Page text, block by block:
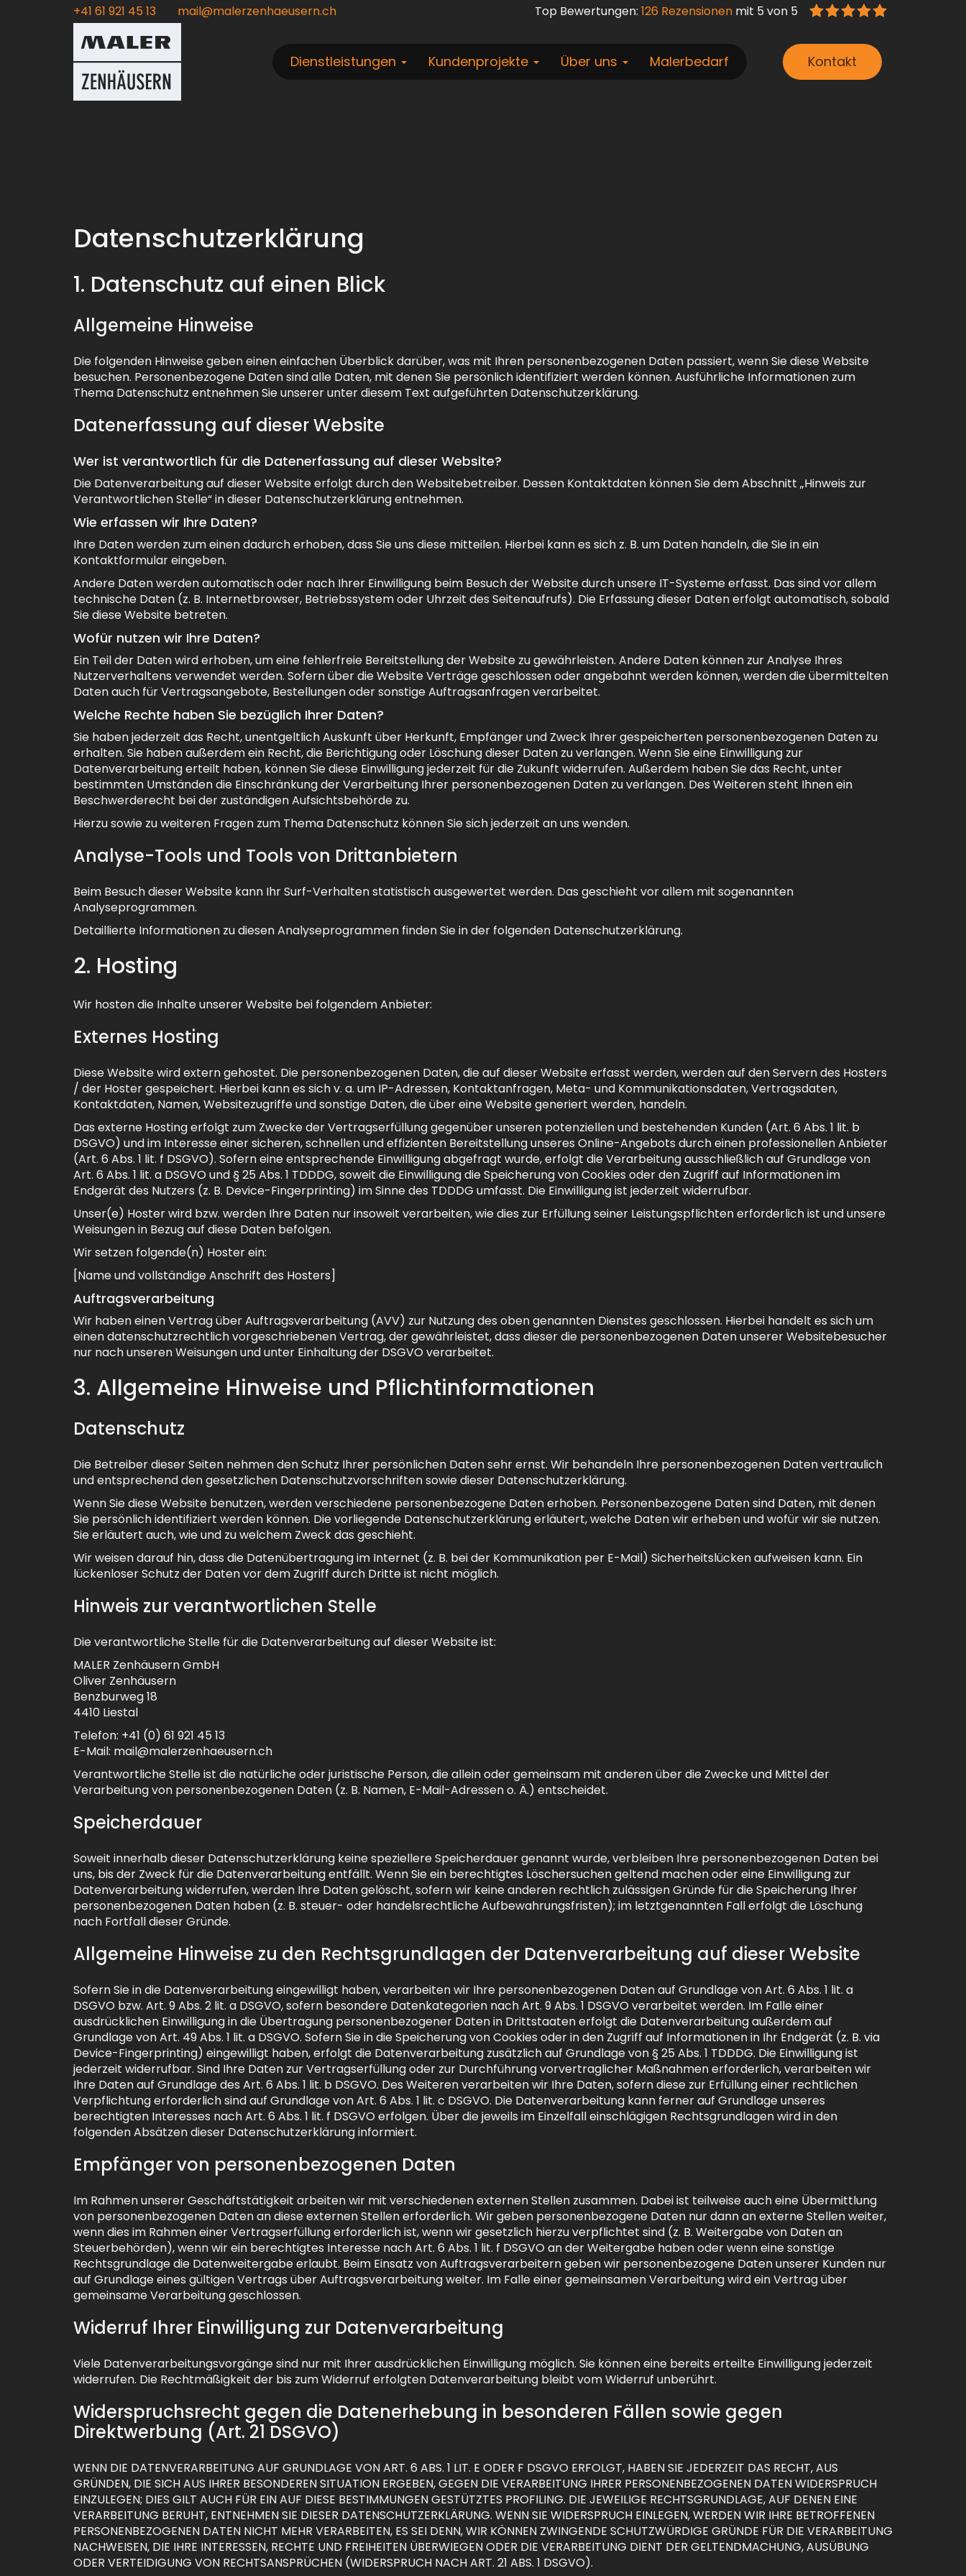
+41 61 921 45 13 mail@malerzenhaeusern.ch Top Bewertungen: 126 Rezensionen mit 5 von 5
Dienstleistungen Kundenprojekte Über uns Malerbedarf Kontakt
Datenschutz­erklärung
1. Datenschutz auf einen Blick
Allgemeine Hinweise
Die folgenden Hinweise geben einen einfachen Überblick darüber, was mit Ihren personenbezogenen Daten passiert, wenn Sie diese Website
besuchen. Personenbezogene Daten sind alle Daten, mit denen Sie persönlich identifiziert werden können. Ausführliche Informationen zum
Thema Datenschutz entnehmen Sie unserer unter diesem Text aufgeführten Datenschutzerklärung.
Datenerfassung auf dieser Website
Wer ist verantwortlich für die Datenerfassung auf dieser Website?
Die Datenverarbeitung auf dieser Website erfolgt durch den Websitebetreiber. Dessen Kontaktdaten können Sie dem Abschnitt „Hinweis zur
Verantwortlichen Stelle“ in dieser Datenschutzerklärung entnehmen.
Wie erfassen wir Ihre Daten?
Ihre Daten werden zum einen dadurch erhoben, dass Sie uns diese mitteilen. Hierbei kann es sich z. B. um Daten handeln, die Sie in ein
Kontaktformular eingeben.
Andere Daten werden automatisch oder nach Ihrer Einwilligung beim Besuch der Website durch unsere IT-Systeme erfasst. Das sind vor allem
technische Daten (z. B. Internetbrowser, Betriebssystem oder Uhrzeit des Seitenaufrufs). Die Erfassung dieser Daten erfolgt automatisch, sobald
Sie diese Website betreten.
Wofür nutzen wir Ihre Daten?
Ein Teil der Daten wird erhoben, um eine fehlerfreie Bereitstellung der Website zu gewährleisten. Andere Daten können zur Analyse Ihres
Nutzerverhaltens verwendet werden. Sofern über die Website Verträge geschlossen oder angebahnt werden können, werden die übermittelten
Daten auch für Vertragsangebote, Bestellungen oder sonstige Auftragsanfragen verarbeitet.
Welche Rechte haben Sie bezüglich Ihrer Daten?
Sie haben jederzeit das Recht, unentgeltlich Auskunft über Herkunft, Empfänger und Zweck Ihrer gespeicherten personenbezogenen Daten zu
erhalten. Sie haben außerdem ein Recht, die Berichtigung oder Löschung dieser Daten zu verlangen. Wenn Sie eine Einwilligung zur
Datenverarbeitung erteilt haben, können Sie diese Einwilligung jederzeit für die Zukunft widerrufen. Außerdem haben Sie das Recht, unter
bestimmten Umständen die Einschränkung der Verarbeitung Ihrer personenbezogenen Daten zu verlangen. Des Weiteren steht Ihnen ein
Beschwerderecht bei der zuständigen Aufsichtsbehörde zu.
Hierzu sowie zu weiteren Fragen zum Thema Datenschutz können Sie sich jederzeit an uns wenden.
Analyse-Tools und Tools von Dritt­anbietern
Beim Besuch dieser Website kann Ihr Surf-Verhalten statistisch ausgewertet werden. Das geschieht vor allem mit sogenannten
Analyseprogrammen.
Detaillierte Informationen zu diesen Analyseprogrammen finden Sie in der folgenden Datenschutzerklärung.
2. Hosting
Wir hosten die Inhalte unserer Website bei folgendem Anbieter:
Externes Hosting
Diese Website wird extern gehostet. Die personenbezogenen Daten, die auf dieser Website erfasst werden, werden auf den Servern des Hosters
/ der Hoster gespeichert. Hierbei kann es sich v. a. um IP-Adressen, Kontaktanfragen, Meta- und Kommunikationsdaten, Vertragsdaten,
Kontaktdaten, Namen, Websitezugriffe und sonstige Daten, die über eine Website generiert werden, handeln.
Das externe Hosting erfolgt zum Zwecke der Vertragserfüllung gegenüber unseren potenziellen und bestehenden Kunden (Art. 6 Abs. 1 lit. b
DSGVO) und im Interesse einer sicheren, schnellen und effizienten Bereitstellung unseres Online-Angebots durch einen professionellen Anbieter
(Art. 6 Abs. 1 lit. f DSGVO). Sofern eine entsprechende Einwilligung abgefragt wurde, erfolgt die Verarbeitung ausschließlich auf Grundlage von
Art. 6 Abs. 1 lit. a DSGVO und § 25 Abs. 1 TDDDG, soweit die Einwilligung die Speicherung von Cookies oder den Zugriff auf Informationen im
Endgerät des Nutzers (z. B. Device-Fingerprinting) im Sinne des TDDDG umfasst. Die Einwilligung ist jederzeit widerrufbar.
Unser(e) Hoster wird bzw. werden Ihre Daten nur insoweit verarbeiten, wie dies zur Erfüllung seiner Leistungspflichten erforderlich ist und unsere
Weisungen in Bezug auf diese Daten befolgen.
Wir setzen folgende(n) Hoster ein:
[Name und vollständige Anschrift des Hosters]
Auftragsverarbeitung
Wir haben einen Vertrag über Auftragsverarbeitung (AVV) zur Nutzung des oben genannten Dienstes geschlossen. Hierbei handelt es sich um
einen datenschutzrechtlich vorgeschriebenen Vertrag, der gewährleistet, dass dieser die personenbezogenen Daten unserer Websitebesucher
nur nach unseren Weisungen und unter Einhaltung der DSGVO verarbeitet.
3. Allgemeine Hinweise und Pflicht­informationen
Datenschutz
Die Betreiber dieser Seiten nehmen den Schutz Ihrer persönlichen Daten sehr ernst. Wir behandeln Ihre personenbezogenen Daten vertraulich
und entsprechend den gesetzlichen Datenschutzvorschriften sowie dieser Datenschutzerklärung.
Wenn Sie diese Website benutzen, werden verschiedene personenbezogene Daten erhoben. Personenbezogene Daten sind Daten, mit denen
Sie persönlich identifiziert werden können. Die vorliegende Datenschutzerklärung erläutert, welche Daten wir erheben und wofür wir sie nutzen.
Sie erläutert auch, wie und zu welchem Zweck das geschieht.
Wir weisen darauf hin, dass die Datenübertragung im Internet (z. B. bei der Kommunikation per E-Mail) Sicherheitslücken aufweisen kann. Ein
lückenloser Schutz der Daten vor dem Zugriff durch Dritte ist nicht möglich.
Hinweis zur verantwortlichen Stelle
Die verantwortliche Stelle für die Datenverarbeitung auf dieser Website ist:
MALER Zenhäusern GmbH
Oliver Zenhäusern
Benzburweg 18
4410 Liestal
Telefon: +41 (0) 61 921 45 13
E-Mail: mail@malerzenhaeusern.ch
Verantwortliche Stelle ist die natürliche oder juristische Person, die allein oder gemeinsam mit anderen über die Zwecke und Mittel der
Verarbeitung von personenbezogenen Daten (z. B. Namen, E-Mail-Adressen o. Ä.) entscheidet.
Speicherdauer
Soweit innerhalb dieser Datenschutzerklärung keine speziellere Speicherdauer genannt wurde, verbleiben Ihre personenbezogenen Daten bei
uns, bis der Zweck für die Datenverarbeitung entfällt. Wenn Sie ein berechtigtes Löschersuchen geltend machen oder eine Einwilligung zur
Datenverarbeitung widerrufen, werden Ihre Daten gelöscht, sofern wir keine anderen rechtlich zulässigen Gründe für die Speicherung Ihrer
personenbezogenen Daten haben (z. B. steuer- oder handelsrechtliche Aufbewahrungsfristen); im letztgenannten Fall erfolgt die Löschung
nach Fortfall dieser Gründe.
Allgemeine Hinweise zu den Rechtsgrundlagen der Datenverarbeitung auf dieser Website
Sofern Sie in die Datenverarbeitung eingewilligt haben, verarbeiten wir Ihre personenbezogenen Daten auf Grundlage von Art. 6 Abs. 1 lit. a
DSGVO bzw. Art. 9 Abs. 2 lit. a DSGVO, sofern besondere Datenkategorien nach Art. 9 Abs. 1 DSGVO verarbeitet werden. Im Falle einer
ausdrücklichen Einwilligung in die Übertragung personenbezogener Daten in Drittstaaten erfolgt die Datenverarbeitung außerdem auf
Grundlage von Art. 49 Abs. 1 lit. a DSGVO. Sofern Sie in die Speicherung von Cookies oder in den Zugriff auf Informationen in Ihr Endgerät (z. B. via
Device-Fingerprinting) eingewilligt haben, erfolgt die Datenverarbeitung zusätzlich auf Grundlage von § 25 Abs. 1 TDDDG. Die Einwilligung ist
jederzeit widerrufbar. Sind Ihre Daten zur Vertragserfüllung oder zur Durchführung vorvertraglicher Maßnahmen erforderlich, verarbeiten wir
Ihre Daten auf Grundlage des Art. 6 Abs. 1 lit. b DSGVO. Des Weiteren verarbeiten wir Ihre Daten, sofern diese zur Erfüllung einer rechtlichen
Verpflichtung erforderlich sind auf Grundlage von Art. 6 Abs. 1 lit. c DSGVO. Die Datenverarbeitung kann ferner auf Grundlage unseres
berechtigten Interesses nach Art. 6 Abs. 1 lit. f DSGVO erfolgen. Über die jeweils im Einzelfall einschlägigen Rechtsgrundlagen wird in den
folgenden Absätzen dieser Datenschutzerklärung informiert.
Empfänger von personenbezogenen Daten
Im Rahmen unserer Geschäftstätigkeit arbeiten wir mit verschiedenen externen Stellen zusammen. Dabei ist teilweise auch eine Übermittlung
von personenbezogenen Daten an diese externen Stellen erforderlich. Wir geben personenbezogene Daten nur dann an externe Stellen weiter,
wenn dies im Rahmen einer Vertragserfüllung erforderlich ist, wenn wir gesetzlich hierzu verpflichtet sind (z. B. Weitergabe von Daten an
Steuerbehörden), wenn wir ein berechtigtes Interesse nach Art. 6 Abs. 1 lit. f DSGVO an der Weitergabe haben oder wenn eine sonstige
Rechtsgrundlage die Datenweitergabe erlaubt. Beim Einsatz von Auftragsverarbeitern geben wir personenbezogene Daten unserer Kunden nur
auf Grundlage eines gültigen Vertrags über Auftragsverarbeitung weiter. Im Falle einer gemeinsamen Verarbeitung wird ein Vertrag über
gemeinsame Verarbeitung geschlossen.
Widerruf Ihrer Einwilligung zur Datenverarbeitung
Viele Datenverarbeitungsvorgänge sind nur mit Ihrer ausdrücklichen Einwilligung möglich. Sie können eine bereits erteilte Einwilligung jederzeit
widerrufen. Die Rechtmäßigkeit der bis zum Widerruf erfolgten Datenverarbeitung bleibt vom Widerruf unberührt.
Widerspruchsrecht gegen die Datenerhebung in besonderen Fällen sowie gegen
Direktwerbung (Art. 21 DSGVO)
WENN DIE DATENVERARBEITUNG AUF GRUNDLAGE VON ART. 6 ABS. 1 LIT. E ODER F DSGVO ERFOLGT, HABEN SIE JEDERZEIT DAS RECHT, AUS
GRÜNDEN, DIE SICH AUS IHRER BESONDEREN SITUATION ERGEBEN, GEGEN DIE VERARBEITUNG IHRER PERSONENBEZOGENEN DATEN WIDERSPRUCH
EINZULEGEN; DIES GILT AUCH FÜR EIN AUF DIESE BESTIMMUNGEN GESTÜTZTES PROFILING. DIE JEWEILIGE RECHTSGRUNDLAGE, AUF DENEN EINE
VERARBEITUNG BERUHT, ENTNEHMEN SIE DIESER DATENSCHUTZERKLÄRUNG. WENN SIE WIDERSPRUCH EINLEGEN, WERDEN WIR IHRE BETROFFENEN
PERSONENBEZOGENEN DATEN NICHT MEHR VERARBEITEN, ES SEI DENN, WIR KÖNNEN ZWINGENDE SCHUTZWÜRDIGE GRÜNDE FÜR DIE VERARBEITUNG
NACHWEISEN, DIE IHRE INTERESSEN, RECHTE UND FREIHEITEN ÜBERWIEGEN ODER DIE VERARBEITUNG DIENT DER GELTENDMACHUNG, AUSÜBUNG
ODER VERTEIDIGUNG VON RECHTSANSPRÜCHEN (WIDERSPRUCH NACH ART. 21 ABS. 1 DSGVO).